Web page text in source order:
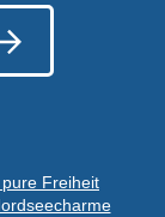
Freiheit